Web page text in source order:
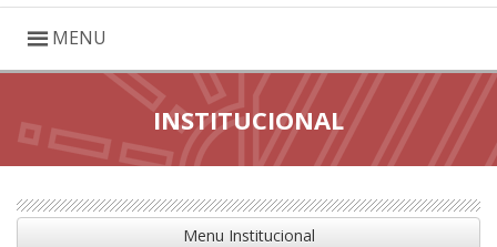
MENU
INSTITUCIONAL
Menu Institucional